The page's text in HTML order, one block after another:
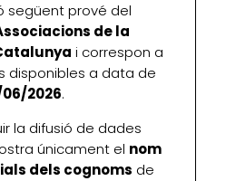
següent prové del
de la
i correspon a
disponibles a data de
06/2026.
la difusió de dades
únicament el nom
dels cognoms de